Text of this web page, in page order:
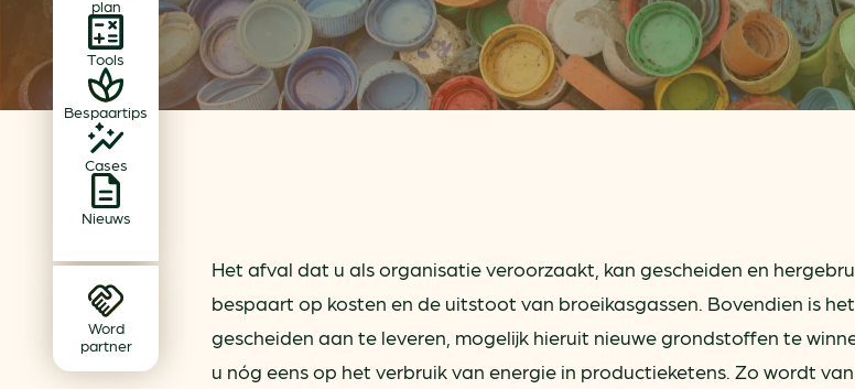
plan
Tools
Bespaartips
Cases
Nieuws
Word
partner
Word partner
Contact
Events
Nieuwsbrief
Verduurzamen bedrijventerrein
Klimaattransitie op wijkniveau
voor het
Energie
Het afval dat u als organisatie veroorzaakt, kan gescheiden en
bespaart op kosten en de uitstoot van broeikasgassen. Bovendien is
gescheiden aan te leveren, mogelijk hieruit nieuwe grondstoffen te
u nóg eens op het verbruik van energie in productieketens. Zo wordt